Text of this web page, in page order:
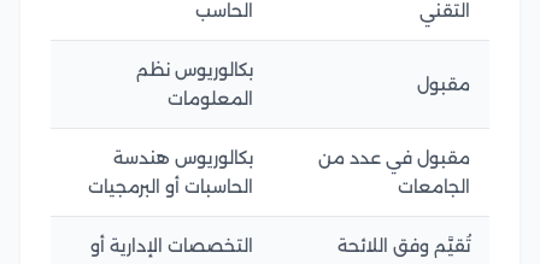
التقني
الحاسب
مقبول
بكالوريوس نظم
المعلومات
مقبول في عدد من
الجامعات
بكالوريوس هندسة
الحاسبات أو البرمجيات
تُقيَّم وفق اللائحة
التخصصات الإدارية أو